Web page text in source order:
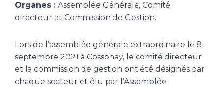
Organes : Assemblée Générale, Comité
directeur et Commission de Gestion.
Lors de l’assemblée générale extraordinaire le 8
septembre 2021 à Cossonay, le comité directeur
et la commission de gestion ont été désignés par
chaque secteur et élu par l’Assemblée